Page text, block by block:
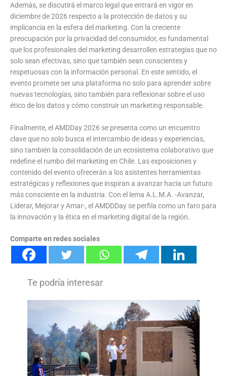
Además, se discutirá el marco legal que entrará en vigor en
diciembre de 2026 respecto a la protección de datos y su
implicancia en la esfera del marketing. Con la creciente
preocupación por la privacidad del consumidor, es fundamental
que los profesionales del marketing desarrollen estrategias que no
solo sean efectivas, sino que también sean conscientes y
respetuosas con la información personal. En este sentido, el
evento promete ser una plataforma no solo para aprender sobre
nuevas tecnologías, sino también para reflexionar sobre el uso
ético de los datos y cómo construir un marketing responsable.
Finalmente, el AMDDay 2026 se presenta como un encuentro
clave que no solo busca el intercambio de ideas y experiencias,
sino también la consolidación de un ecosistema colaborativo que
redefine el rumbo del marketing en Chile. Las exposiciones y
contenido del evento ofrecerán a los asistentes herramientas
estratégicas y reflexiones que inspiran a avanzar hacia un futuro
más consciente en la industria. Con el lema A.L.M.A. -Avanzar,
Liderar, Mejorar y Amar-, el AMDDDay se perfila como un faro para
la innovación y la ética en el marketing digital de la región.
Comparte en redes sociales